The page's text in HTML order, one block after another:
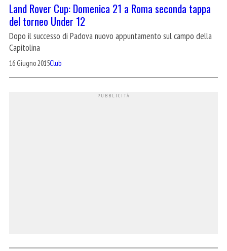
Land Rover Cup: Domenica 21 a Roma seconda tappa
del torneo Under 12
Dopo il successo di Padova nuovo appuntamento sul campo della
Capitolina
16 Giugno 2015Club